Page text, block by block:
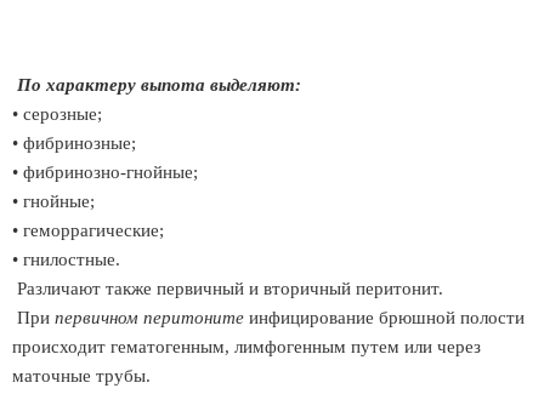
По характеру выпота выделяют:
• серозные;
• фибринозные;
• фибринозно-гнойные;
• гнойные;
• геморрагические;
• гнилостные.
Различают также первичный и вторичный перитонит.
При первичном перитоните инфицирование брюшной полости
происходит гематогенным, лимфогенным путем или через
маточные трубы.